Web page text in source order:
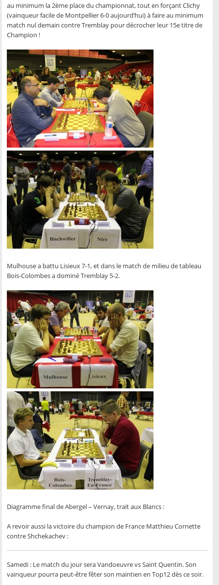
au minimum la 2ème place du championnat, tout en forçant Clichy
(vainqueur facile de Montpellier 6-0 aujourd’hui) à faire au minimum
match nul demain contre Tremblay pour décrocher leur 15e titre de
Champion !
Mulhouse a battu Lisieux 7-1, et dans le match de milieu de tableau
Bois-Colombes a dominé Tremblay 5-2.
Diagramme final de Abergel – Vernay, trait aux Blancs :
A revoir aussi la victoire du champion de France Matthieu Cornette
contre Shchekachev :
Samedi : Le match du jour sera Vandoeuvre vs Saint Quentin. Son
vainqueur pourra peut-être fêter son maintien en Top12 dès ce soir.